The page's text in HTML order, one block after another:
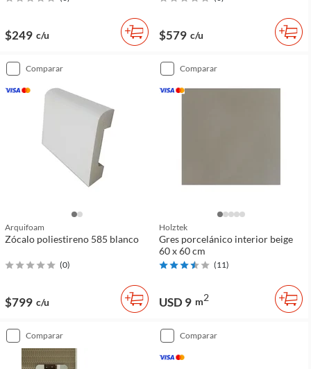
$249 c/u $579 c/u
comparar
Arquifoam
Zócalo poliestireno 585 blanco
(0)
$799 c/u
comparar
Holztek
Gres porcelánico interior beige
60 x 60 cm
(11)
USD 9 m2
comparar comparar